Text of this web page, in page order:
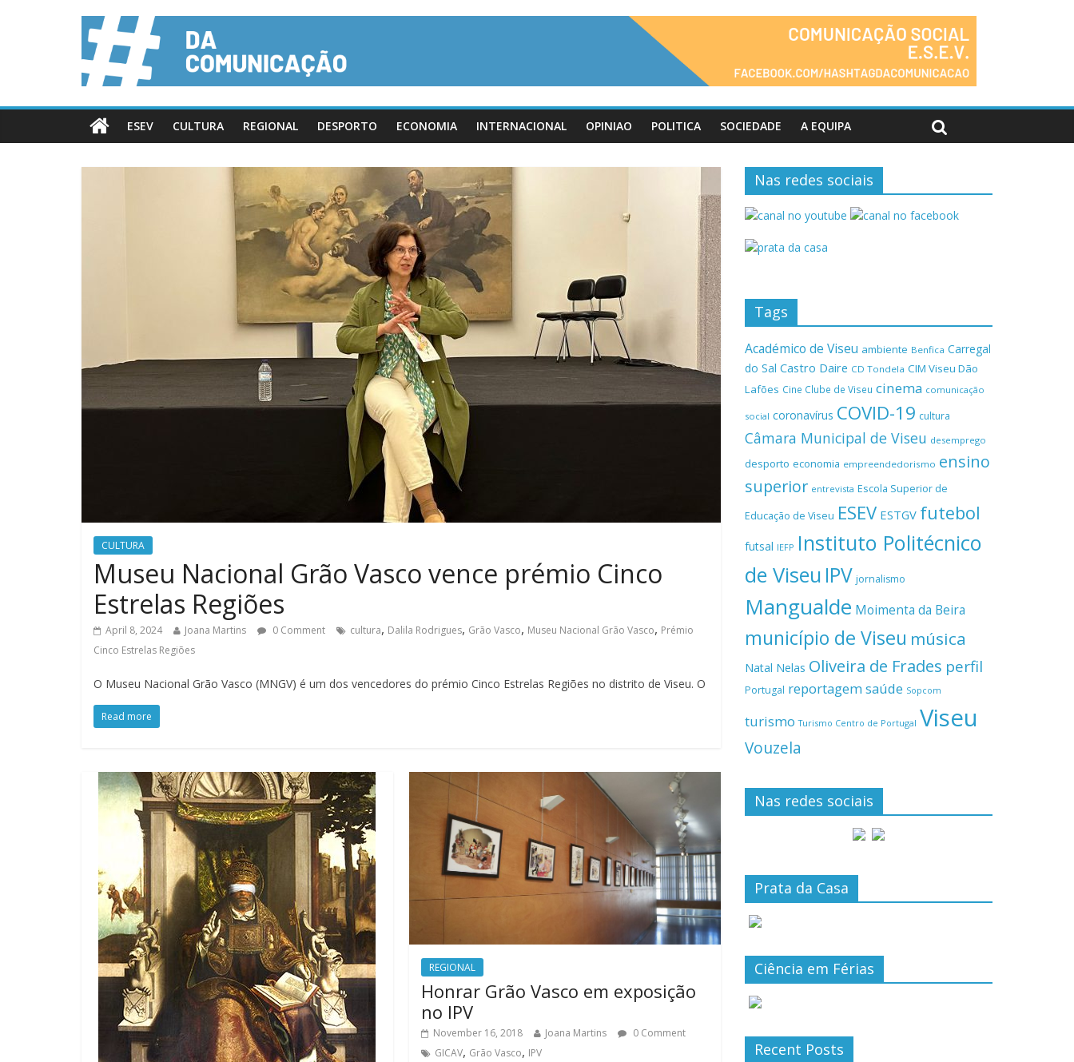
ESEV CULTURA REGIONAL DESPORTO ECONOMIA INTERNACIONAL OPINIAO POLITICA SOCIEDADE A EQUIPA
CULTURA
Museu Nacional Grão Vasco vence prémio Cinco
Estrelas Regiões
April 8, 2024 Joana Martins 0 Comment cultura, Dalila Rodrigues, Grão Vasco, Museu Nacional Grão Vasco, Prémio
Cinco Estrelas Regiões
O Museu Nacional Grão Vasco (MNGV) é um dos vencedores do prémio Cinco Estrelas Regiões no distrito de Viseu. O
Read more
REGIONAL
Honrar Grão Vasco em exposição
no IPV
November 16, 2018 Joana Martins
0 Comment
GICAV, Grão Vasco, IPV
Nas redes sociais
Tags
Académico de Viseu ambiente Benfica Carregal
do Sal Castro Daire CD Tondela CIM Viseu Dão
Lafões Cine Clube de Viseu cinema comunicação
social coronavírus COVID-19 cultura
Câmara Municipal de Viseu desemprego
desporto economia empreendedorismo ensino
superior entrevista Escola Superior de
Educação de Viseu ESEV ESTGV futebol
futsal IEFP Instituto Politécnico
de Viseu IPV jornalismo
Mangualde Moimenta da Beira
município de Viseu música
Natal Nelas Oliveira de Frades perfil
Portugal reportagemsaúde Sopcom
turismo Turismo Centro de Portugal Viseu
Vouzela
Nas redes sociais
Prata da Casa
Ciência em Férias
Recent Posts